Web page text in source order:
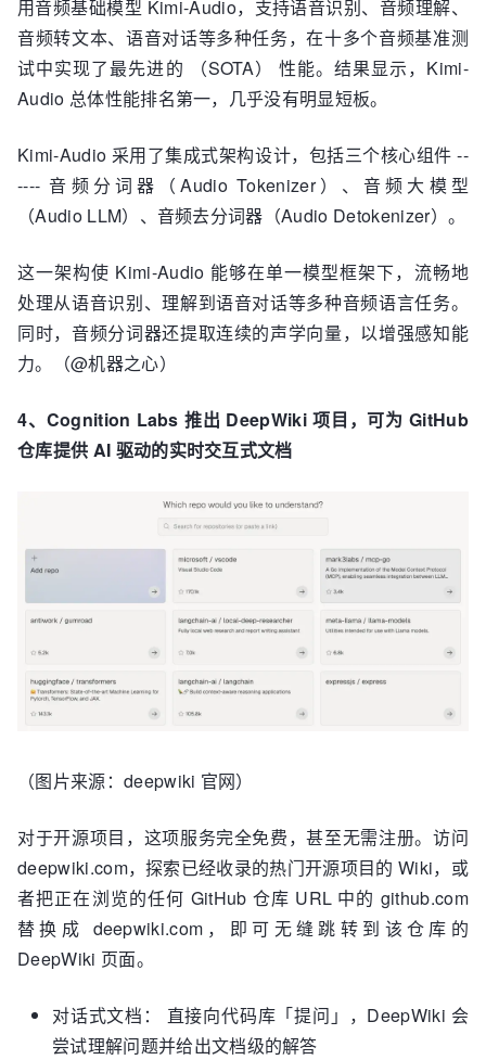
用音频基础模型 Kimi-Audio，支持语音识别、音频理解、
音频转文本、语音对话等多种任务，在十多个音频基准测
试中实现了最先进的 （SOTA） 性能。结果显示，Kimi-
Audio 总体性能排名第一，几乎没有明显短板。
Kimi-Audio 采用了集成式架构设计，包括三个核心组件 --
---- 音频分词器（Audio Tokenizer）、音频大模型
（Audio LLM）、音频去分词器（Audio Detokenizer）。
这一架构使 Kimi-Audio 能够在单一模型框架下，流畅地
处理从语音识别、理解到语音对话等多种音频语言任务。
同时，音频分词器还提取连续的声学向量，以增强感知能
力。（@机器之心）
4、Cognition Labs 推出 DeepWiki 项目，可为 GitHub
仓库提供 AI 驱动的实时交互式文档
（图片来源：deepwiki 官网）
对于开源项目，这项服务完全免费，甚至无需注册。访问
deepwiki.com，探索已经收录的热门开源项目的 Wiki，或
者把正在浏览的任何 GitHub 仓库 URL 中的 github.com
替换成 deepwiki.com，即可无缝跳转到该仓库的
DeepWiki 页面。
对话式文档： 直接向代码库「提问」，DeepWiki 会
尝试理解问题并给出文档级的解答